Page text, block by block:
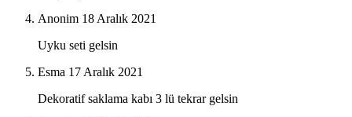
Anonim 18 Aralık 2021
Uyku seti gelsin
Esma 17 Aralık 2021
Dekoratif saklama kabı 3 lü tekrar gelsin